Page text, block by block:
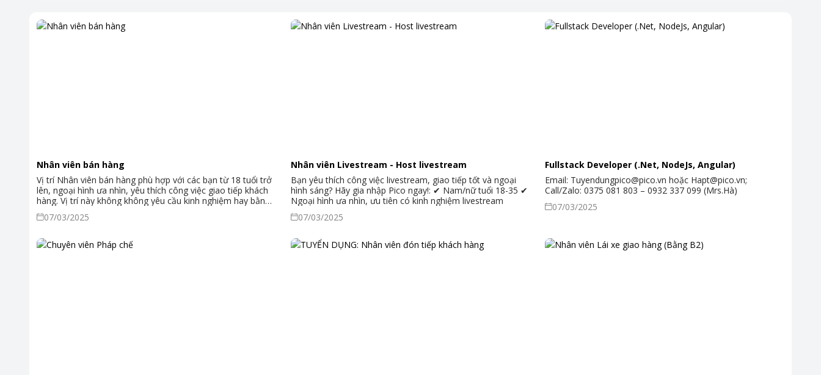
Nhân viên bán hàng
Vị trí Nhân viên bán hàng phù hợp với các bạn từ 18 tuổi trở
lên, ngoại hình ưa nhìn, yêu thích công việc giao tiếp khách
hàng. Vị trí này không không yêu cầu kinh nghiệm hay bằng
cấp, chúng tôi có đội ngũ chuyên viên đào tạo từ A-Z: Kiến
thức sản phẩm, kỹ năng giao tiếp bán hàng, tác phong hình
đón bạn gia nhập với đội ngũ của chúng tôi!
07/03/2025
Nhân viên Livestream - Host livestream
Bạn yêu thích công việc livestream, giao tiếp tốt và ngoại
hình sáng? Hãy gia nhập Pico ngay!: ✔ Nam/nữ tuổi 18-35 ✔
Ngoại hình ưa nhìn, ưu tiên có kinh nghiệm livestream
07/03/2025
Fullstack Developer (.Net, NodeJs, Angular)
Email: Tuyendungpico@pico.vn hoặc Hapt@pico.vn;
Call/Zalo: 0375 081 803 – 0932 337 099 (Mrs.Hà)
07/03/2025